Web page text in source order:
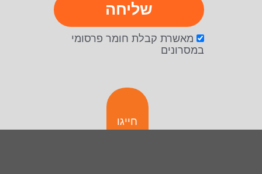
מאשרת קבלת חומר פרסומי
במסרונים
שליחה
חייגו